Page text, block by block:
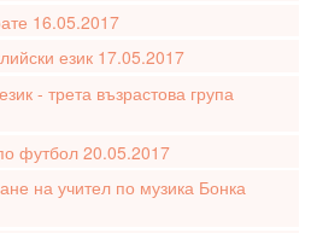
16.05.2017
език 17.05.2017
- трета възрастова група
футбол 20.05.2017
на учител по музика Бонка